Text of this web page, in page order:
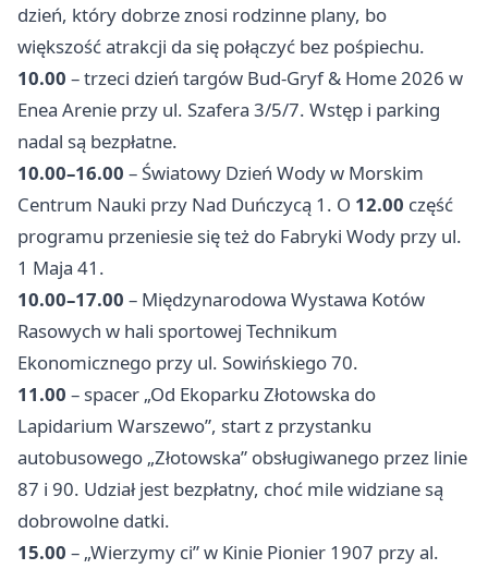
dzień, który dobrze znosi rodzinne plany, bo
większość atrakcji da się połączyć bez pośpiechu.
10.00 – trzeci dzień targów Bud-Gryf & Home 2026 w
Enea Arenie przy ul. Szafera 3/5/7. Wstęp i parking
nadal są bezpłatne.
10.00–16.00 – Światowy Dzień Wody w Morskim
Centrum Nauki przy Nad Duńczycą 1. O 12.00 część
programu przeniesie się też do Fabryki Wody przy ul.
1 Maja 41.
10.00–17.00 – Międzynarodowa Wystawa Kotów
Rasowych w hali sportowej Technikum
Ekonomicznego przy ul. Sowińskiego 70.
11.00 – spacer „Od Ekoparku Złotowska do
Lapidarium Warszewo”, start z przystanku
autobusowego „Złotowska” obsługiwanego przez linie
87 i 90. Udział jest bezpłatny, choć mile widziane są
dobrowolne datki.
15.00 – „Wierzymy ci” w Kinie Pionier 1907 przy al.